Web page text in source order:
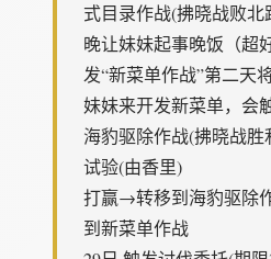
式目录作战(拂晓战败北
晚让妹妹起事晚饭（超
发“新菜单作战”第二天
妹妹来开发新菜单，会
海豹驱除作战(拂晓战胜
试验(由香里)
打赢→转移到海豹驱除
到新菜单作战